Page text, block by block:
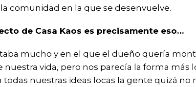
comunidad en la que se desenvuelve.
de Casa Kaos es precisamente eso…
mucho y en el que el dueño quería
vida, pero nos parecía la forma más
nuestras ideas locas la gente quizá no